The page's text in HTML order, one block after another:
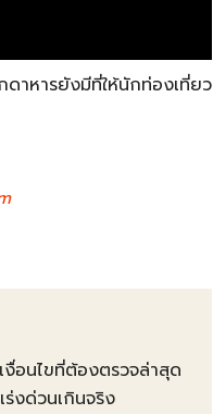
หารยังมีที่ให้นักท่องเที่ยว
งื่อนไขที่ต้องตรวจล่าสุด
งด่วนเกินจริง